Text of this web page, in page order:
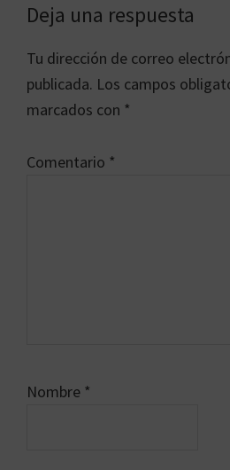
Interacciones
con
los
lectores
Deja una respuesta
Tu dirección de correo
publicada. Los campos
marcados con *
Comentario *
Nombre *